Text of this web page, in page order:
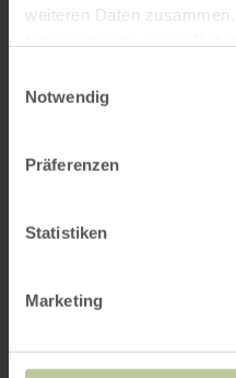
weiteren Daten
Notwendig
Präferenzen
Statistiken
Marketing